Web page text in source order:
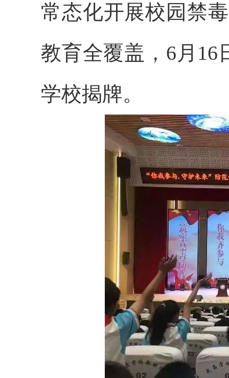
常态化开展校园禁
教育全覆盖，6月16
学校揭牌。